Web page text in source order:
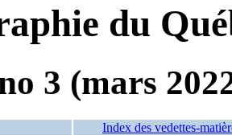
du
3 (mars
Index des vedettes-